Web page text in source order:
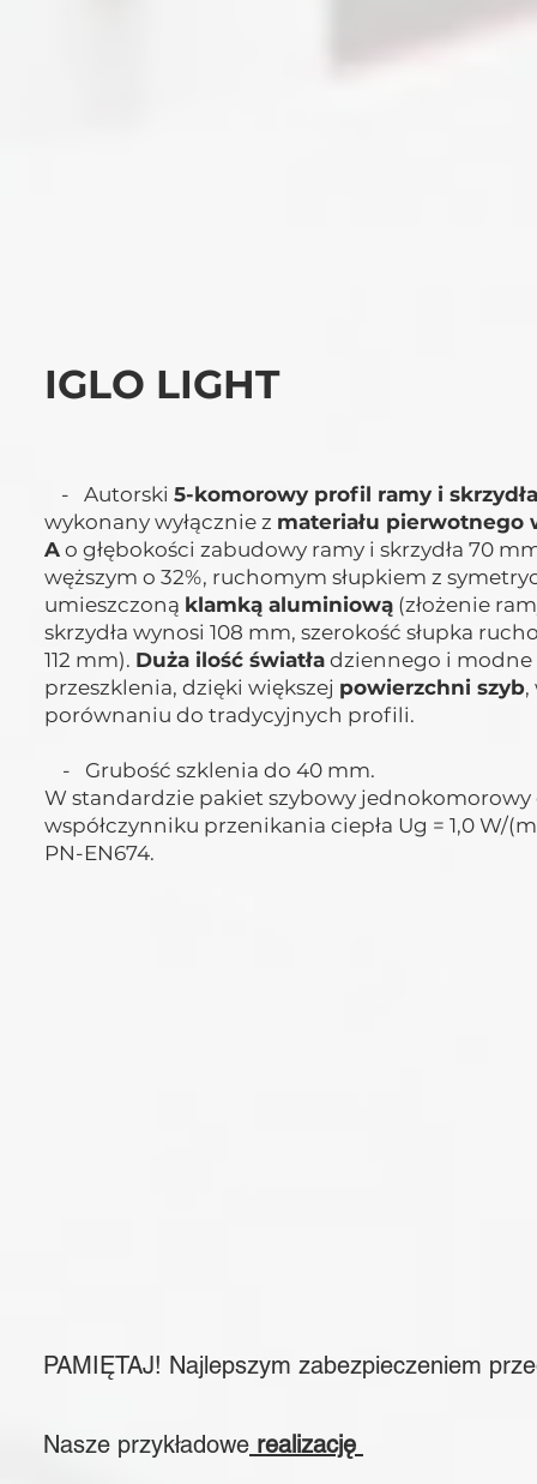
IGLO LIGHT
- Autorski 5-komorowy profil ramy i skrzydła
wykonany wyłącznie z materiału pierwotnego
A o głębokości zabudowy ramy i skrzydła 70
węższym o 32%, ruchomym słupkiem z
umieszczoną klamką aluminiową (złożenie
skrzydła wynosi 108 mm, szerokość słupka
112 mm). Duża ilość światła dziennego i modne
przeszklenia, dzięki większej powierzchni szyb,
porównaniu do tradycyjnych profili.
- Grubość szklenia do 40 mm.
W standardzie pakiet szybowy jednokomorowy
współczynniku przenikania ciepła Ug = 1,0 W/
PN-EN674.
PAMIĘTAJ! Najlepszym zabezpieczeniem
Nasze przykładowe realizację